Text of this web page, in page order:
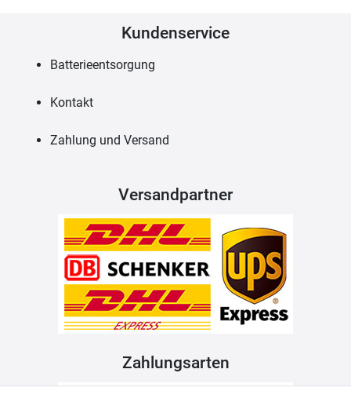
Kundenservice
Batterieentsorgung
Kontakt
Zahlung und Versand
Versandpartner
Zahlungsarten